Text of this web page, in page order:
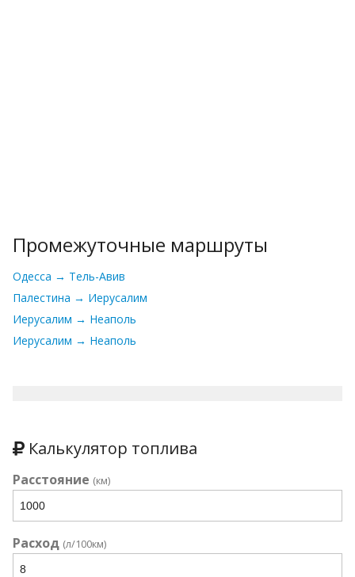
Промежуточные маршруты
Одесса → Тель-Авив
Палестина → Иерусалим
Иерусалим → Неаполь
Иерусалим → Неаполь
Калькулятор топлива
Расстояние (км)
Расход (л/100км)